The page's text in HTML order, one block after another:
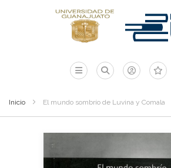
Inicio El mundo sombrío de Luvina y Comala